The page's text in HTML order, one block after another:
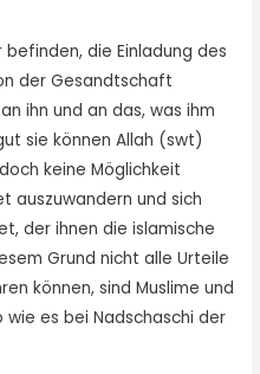
befinden, die Einladung des
der Gesandtschaft
ihn und an das, was ihm
sie können Allah (swt)
keine Möglichkeit
auszuwandern und sich
der ihnen die islamische
Grund nicht alle Urteile
können, sind Muslime und
wie es bei Nadschaschi der